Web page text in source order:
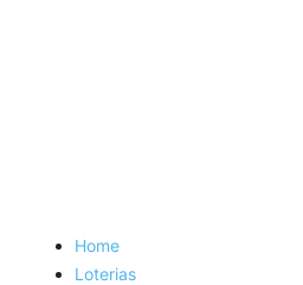
Home
Loterias